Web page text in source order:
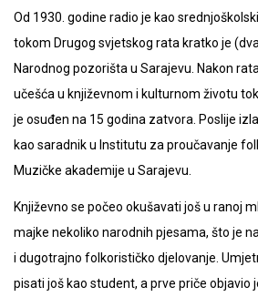
Od 1930. godine radio je kao
tokom Drugog svjetskog rata kratko je
Narodnog pozorišta u Sarajevu. Nakon
učešća u književnom i kulturnom životu
je osuđen na 15 godina zatvora. Poslije
kao saradnik u Institutu za proučavanje
Muzičke akademije u Sarajevu.
Književno se počeo okušavati još u ranoj
majke nekoliko narodnih pjesama, što je
i dugotrajno folkorističko djelovanje.
pisati još kao student, a prve priče objavio